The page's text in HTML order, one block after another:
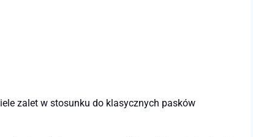
zalet w stosunku do klasycznych pasków